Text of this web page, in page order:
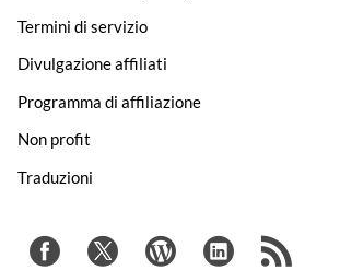
Termini di servizio
Divulgazione affiliati
Programma di affiliazione
Non profit
Traduzioni